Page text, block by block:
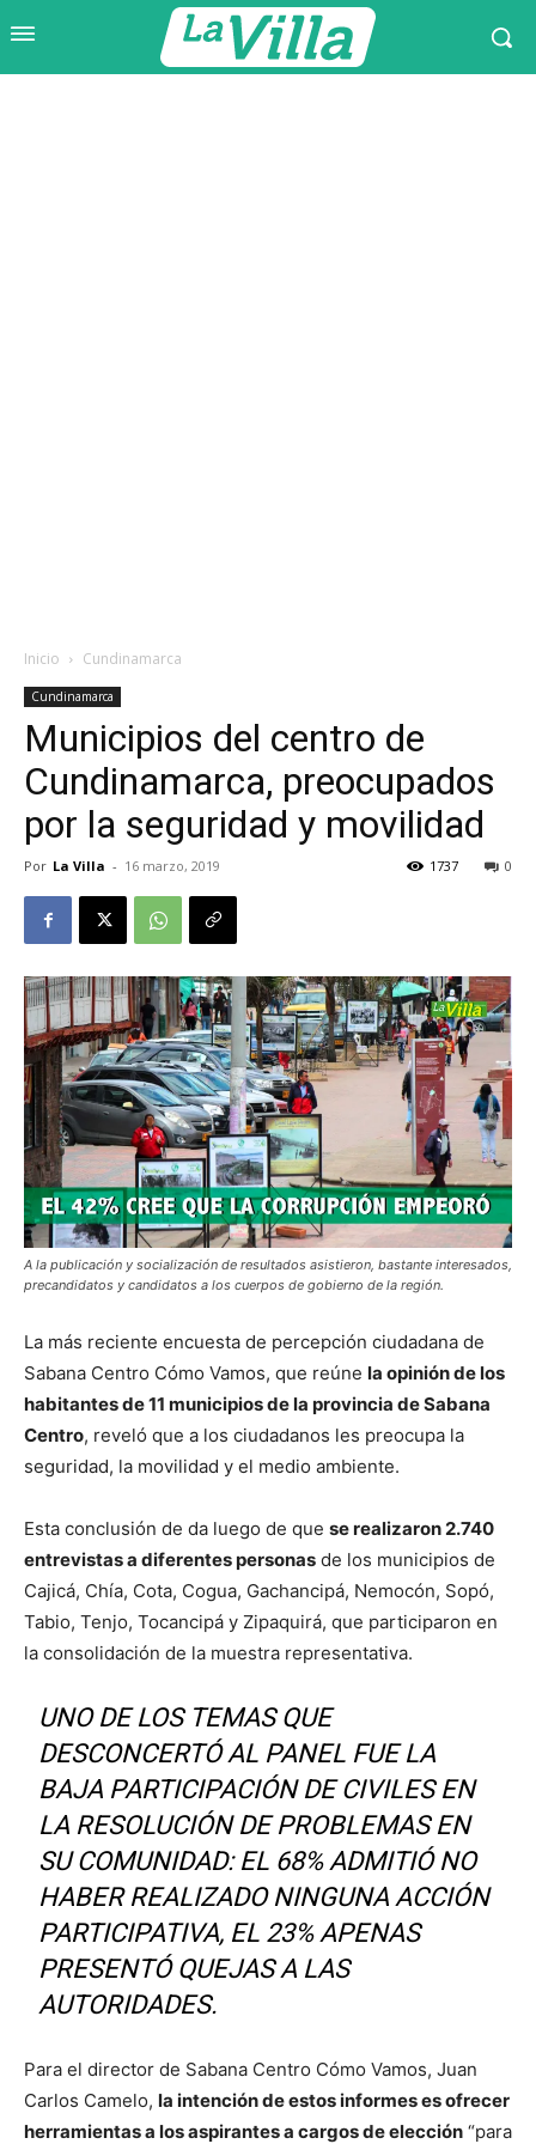
Inicio Cundinamarca
Cundinamarca
Municipios del centro de
Cundinamarca, preocupados
por la seguridad y movilidad
Por La Villa - 16 marzo, 2019 0
1737
A la publicación y socialización de resultados asistieron, bastante interesados,
precandidatos y candidatos a los cuerpos de gobierno de la región.
La más reciente encuesta de percepción ciudadana de
Sabana Centro Cómo Vamos, que reúne la opinión de los
habitantes de 11 municipios de la provincia de Sabana
Centro, reveló que a los ciudadanos les preocupa la
seguridad, la movilidad y el medio ambiente.
Esta conclusión de da luego de que se realizaron 2.740
entrevistas a diferentes personas de los municipios de
Cajicá, Chía, Cota, Cogua, Gachancipá, Nemocón, Sopó,
Tabio, Tenjo, Tocancipá y Zipaquirá, que participaron en
la consolidación de la muestra representativa.
UNO DE LOS TEMAS QUE
DESCONCERTÓ AL PANEL FUE LA
BAJA PARTICIPACIÓN DE CIVILES EN
LA RESOLUCIÓN DE PROBLEMAS EN
SU COMUNIDAD: EL 68% ADMITIÓ NO
HABER REALIZADO NINGUNA ACCIÓN
PARTICIPATIVA, EL 23% APENAS
PRESENTÓ QUEJAS A LAS
AUTORIDADES.
Para el director de Sabana Centro Cómo Vamos, Juan
Carlos Camelo, la intención de estos informes es ofrecer
herramientas a los aspirantes a cargos de elección “para